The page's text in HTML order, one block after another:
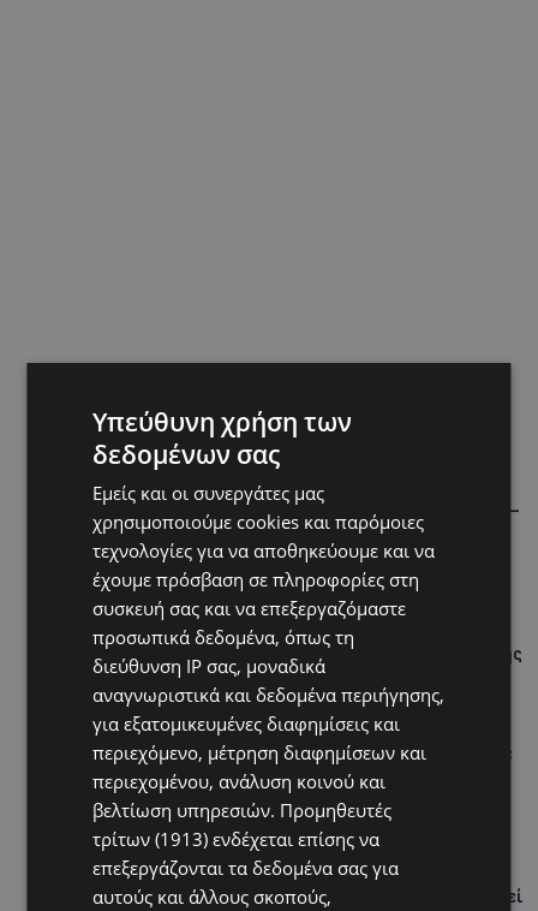
Hot this week
STORIES
ΓΕΝΕΘΛΙΟΣ ΗΜΕΡΑ: Η ηλικία είναι μόνο ένας αριθμός –
Οι άνθρωποι και οι στιγμές είναι η πραγματική μας
ιστορία
STORIES
ΕΛΕΝΑ ΑΝΤΩΝΙΑΔΟΥ: Αγώνας ζωής για τη 37χρονη
μητέρα τριών παιδιών – Έρανος για τη θεραπεία της
στην Αγγλία
UPDATES
ΚΑΤΑΓΓΕΛΙΑ: Για άνδρα που φέρεται να παρενοχλούσε
γυναίκες στο Δασούδι – Σε εξέλιξη οι αστυνομικές
έρευνες
UPDATES
ΛΕΥΚΩΣΙΑ: Γιατί ένας 16χρονος φέρεται να έβαλε
φωτιά σε ιστορική μπυραρία – Η Αστυνομία αναζητεί
Υπεύθυνη χρήση των
δεδομένων σας
Εμείς και οι συνεργάτες μας
χρησιμοποιούμε cookies και παρόμοιες
τεχνολογίες για να αποθηκεύουμε και να
έχουμε πρόσβαση σε πληροφορίες στη
συσκευή σας και να επεξεργαζόμαστε
προσωπικά δεδομένα, όπως τη
διεύθυνση IP σας, μοναδικά
αναγνωριστικά και δεδομένα περιήγησης,
για εξατομικευμένες διαφημίσεις και
περιεχόμενο, μέτρηση διαφημίσεων και
περιεχομένου, ανάλυση κοινού και
βελτίωση υπηρεσιών. Προμηθευτές
τρίτων (1913) ενδέχεται επίσης να
επεξεργάζονται τα δεδομένα σας για
αυτούς και άλλους σκοπούς,